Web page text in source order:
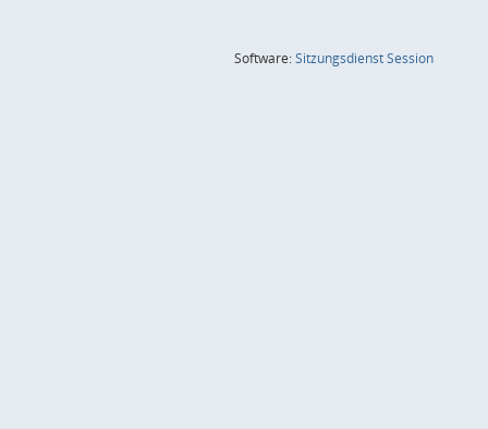
Software:SitzungsdienstSession(Wird in